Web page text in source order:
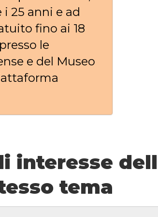
25 anni e ad
fino ai 18
le
e del Museo
interesse
tema